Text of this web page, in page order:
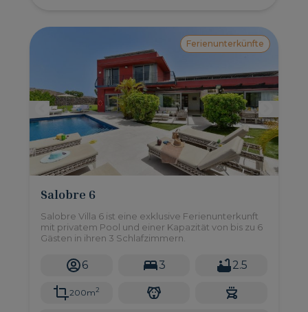
Ferienunterkünfte
Salobre 6
Salobre Villa 6 ist eine exklusive Ferienunterkunft
mit privatem Pool und einer Kapazität von bis zu 6
Gästen in ihren 3 Schlafzimmern.
6 3 2.5
200m2